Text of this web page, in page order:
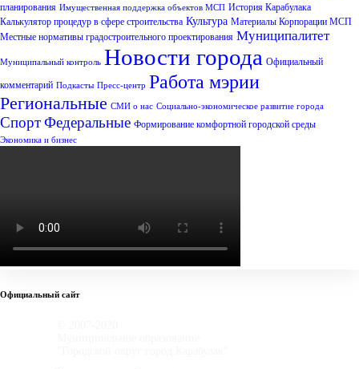
планирования Имущественная поддержка объектов МСП История Карабулака
Калькулятор процедур в сфере строительства Культура Материалы Корпорации МСП
Местные нормативы градостроительного проектирования Муниципалитет
Муниципальный контроль Новости города Официальный
комментарий Подкасты Пресс-центр Работа мэрии
Региональные СМИ о нас Социально-экономическое развитие города
СпортФедеральные Формирование комфортной городской среды
Экономика и бизнес
Официальный сайт